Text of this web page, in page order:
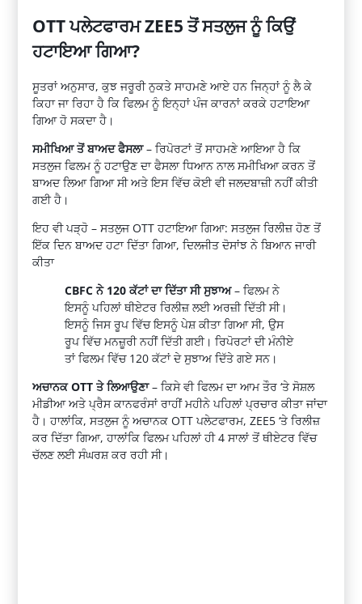
OTT ਪਲੇਟਫਾਰਮ ZEE5 ਤੋਂ ਸਤਲੁਜ ਨੂੰ ਕਿਉਂ
ਹਟਾਇਆ ਗਿਆ?
ਸੂਤਰਾਂ ਅਨੁਸਾਰ, ਕੁਝ ਜਰੂਰੀ ਨੁਕਤੇ ਸਾਹਮਣੇ ਆਏ ਹਨ ਜਿਨ੍ਹਾਂ ਨੂੰ ਲੈ ਕੇ
ਕਿਹਾ ਜਾ ਰਿਹਾ ਹੈ ਕਿ ਫਿਲਮ ਨੂੰ ਇਨ੍ਹਾਂ ਪੰਜ ਕਾਰਨਾਂ ਕਰਕੇ ਹਟਾਇਆ
ਗਿਆ ਹੋ ਸਕਦਾ ਹੈ।
ਸਮੀਖਿਆ ਤੋਂ ਬਾਅਦ ਫੈਸਲਾ– ਰਿਪੋਰਟਾਂ ਤੋਂ ਸਾਹਮਣੇ ਆਇਆ ਹੈ ਕਿ
ਸਤਲੁਜ ਫਿਲਮ ਨੂੰ ਹਟਾਉਣ ਦਾ ਫੈਸਲਾ ਧਿਆਨ ਨਾਲ ਸਮੀਖਿਆ ਕਰਨ ਤੋਂ
ਬਾਅਦ ਲਿਆ ਗਿਆ ਸੀ ਅਤੇ ਇਸ ਵਿੱਚ ਕੋਈ ਵੀ ਜਲਦਬਾਜ਼ੀ ਨਹੀਂ ਕੀਤੀ
ਗਈ ਹੈ।
ਇਹ ਵੀ ਪੜ੍ਹੋ – ਸਤਲੁਜ OTT ਹਟਾਇਆ ਗਿਆ: ਸਤਲੁਜ ਰਿਲੀਜ਼ ਹੋਣ ਤੋਂ
ਇੱਕ ਦਿਨ ਬਾਅਦ ਹਟਾ ਦਿੱਤਾ ਗਿਆ, ਦਿਲਜੀਤ ਦੋਸਾਂਝ ਨੇ ਬਿਆਨ ਜਾਰੀ
ਕੀਤਾ
CBFC ਨੇ 120 ਕੱਟਾਂ ਦਾ ਦਿੱਤਾ ਸੀ ਸੁਝਾਅ– ਫਿਲਮ ਨੇ
ਇਸਨੂੰ ਪਹਿਲਾਂ ਥੀਏਟਰ ਰਿਲੀਜ਼ ਲਈ ਅਰਜ਼ੀ ਦਿੱਤੀ ਸੀ।
ਇਸਨੂੰ ਜਿਸ ਰੂਪ ਵਿੱਚ ਇਸਨੂੰ ਪੇਸ਼ ਕੀਤਾ ਗਿਆ ਸੀ, ਉਸ
ਰੂਪ ਵਿੱਚ ਮਨਜ਼ੂਰੀ ਨਹੀਂ ਦਿੱਤੀ ਗਈ। ਰਿਪੋਰਟਾਂ ਦੀ ਮੰਨੀਏ
ਤਾਂ ਫਿਲਮ ਵਿੱਚ 120 ਕੱਟਾਂ ਦੇ ਸੁਝਾਅ ਦਿੱਤੇ ਗਏ ਸਨ।
ਅਚਾਨਕ OTT ਤੇ ਲਿਆਉਣਾ– ਕਿਸੇ ਵੀ ਫਿਲਮ ਦਾ ਆਮ ਤੌਰ ‘ਤੇ ਸੋਸ਼ਲ
ਮੀਡੀਆ ਅਤੇ ਪ੍ਰੈਸ ਕਾਨਫਰੰਸਾਂ ਰਾਹੀਂ ਮਹੀਨੇ ਪਹਿਲਾਂ ਪ੍ਰਚਾਰ ਕੀਤਾ ਜਾਂਦਾ
ਹੈ। ਹਾਲਾਂਕਿ, ਸਤਲੁਜ ਨੂੰ ਅਚਾਨਕ OTT ਪਲੇਟਫਾਰਮ, ZEE5 ‘ਤੇ ਰਿਲੀਜ਼
ਕਰ ਦਿੱਤਾ ਗਿਆ, ਹਾਲਾਂਕਿ ਫਿਲਮ ਪਹਿਲਾਂ ਹੀ 4 ਸਾਲਾਂ ਤੋਂ ਥੀਏਟਰ ਵਿੱਚ
ਚੱਲਣ ਲਈ ਸੰਘਰਸ਼ ਕਰ ਰਹੀ ਸੀ।